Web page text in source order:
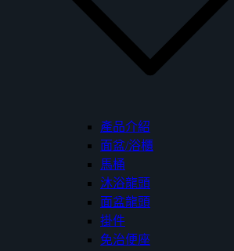
產品介紹
面盆/浴櫃
馬桶
沐浴龍頭
面盆龍頭
掛件
免治便座